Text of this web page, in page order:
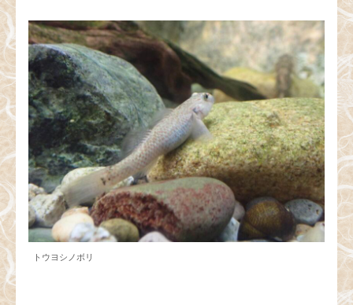
トウヨシノボリ